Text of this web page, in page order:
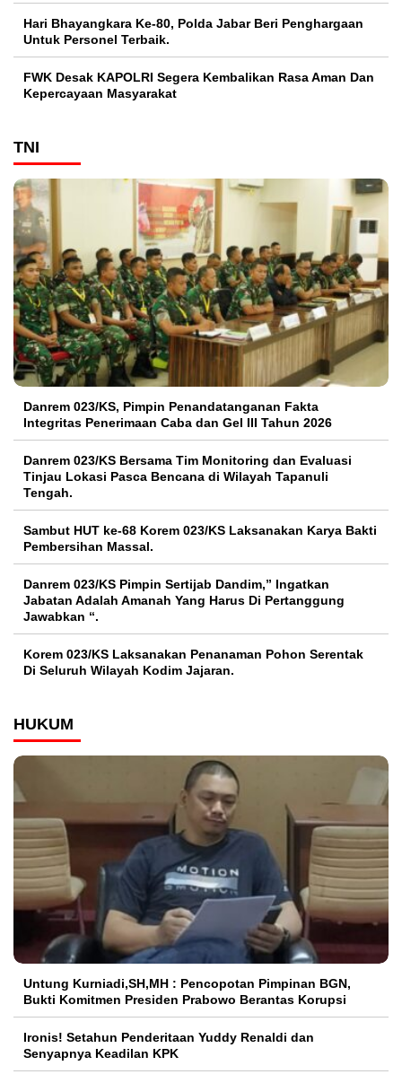
Hari Bhayangkara Ke-80, Polda Jabar Beri Penghargaan
Untuk Personel Terbaik.
FWK Desak KAPOLRI Segera Kembalikan Rasa Aman Dan
Kepercayaan Masyarakat
TNI
Danrem 023/KS, Pimpin Penandatanganan Fakta
Integritas Penerimaan Caba dan Gel III Tahun 2026
Danrem 023/KS Bersama Tim Monitoring dan Evaluasi
Tinjau Lokasi Pasca Bencana di Wilayah Tapanuli
Tengah.
Sambut HUT ke-68 Korem 023/KS Laksanakan Karya Bakti
Pembersihan Massal.
Danrem 023/KS Pimpin Sertijab Dandim,” Ingatkan
Jabatan Adalah Amanah Yang Harus Di Pertanggung
Jawabkan “.
Korem 023/KS Laksanakan Penanaman Pohon Serentak
Di Seluruh Wilayah Kodim Jajaran.
HUKUM
Untung Kurniadi,SH,MH : Pencopotan Pimpinan BGN,
Bukti Komitmen Presiden Prabowo Berantas Korupsi
Ironis! Setahun Penderitaan Yuddy Renaldi dan
Senyapnya Keadilan KPK